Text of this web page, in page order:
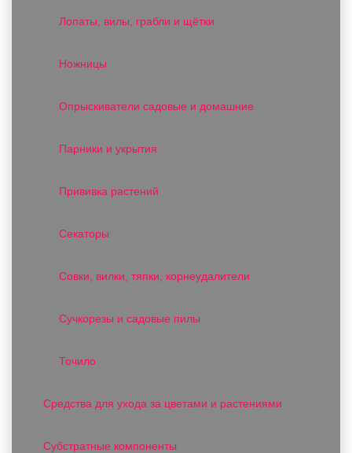
Лопаты, вилы, грабли и щётки
Ножницы
Опрыскиватели садовые и домашние
Парники и укрытия
Прививка растений
Секаторы
Совки, вилки, тяпки, корнеудалители
Сучкорезы и садовые пилы
Точило
Средства для ухода за цветами и растениями
Субстратные компоненты